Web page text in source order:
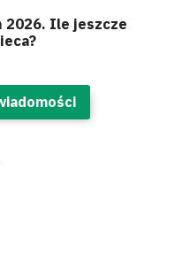
2026. Ile jeszcze